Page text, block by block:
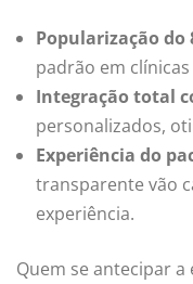
Popularização do
padrão em
Integração total
personalizados,
Experiência do
transparente vão
experiência.
Quem se antecipar